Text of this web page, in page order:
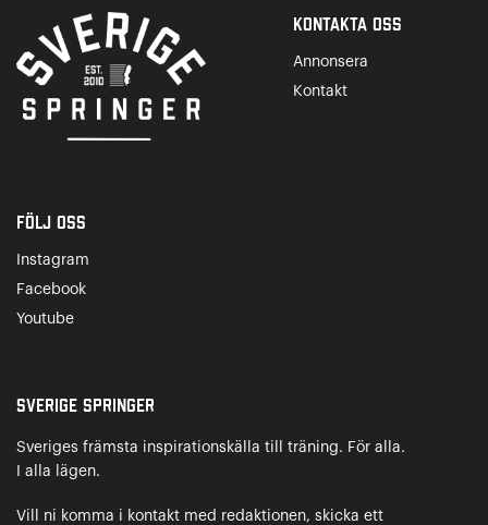
Kontakta Oss
Annonsera
Kontakt
Följ oss
Instagram
Facebook
Youtube
Sverige Springer
Sveriges främsta inspirationskälla till träning. För alla.
I alla lägen.
Vill ni komma i kontakt med redaktionen, skicka ett